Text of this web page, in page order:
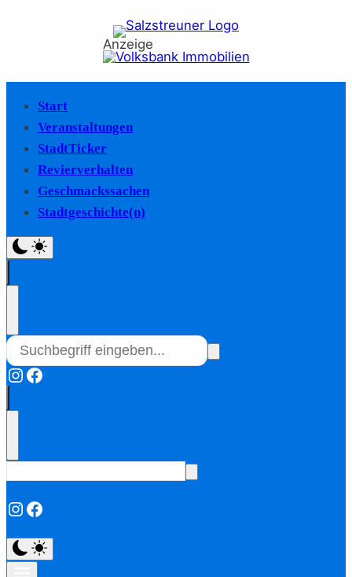
Anzeige
Start
Veranstaltungen
StadtTicker
Revierverhalten
Geschmackssachen
Stadtgeschichte(n)
Instagram
Facebook
Instagram
Facebook